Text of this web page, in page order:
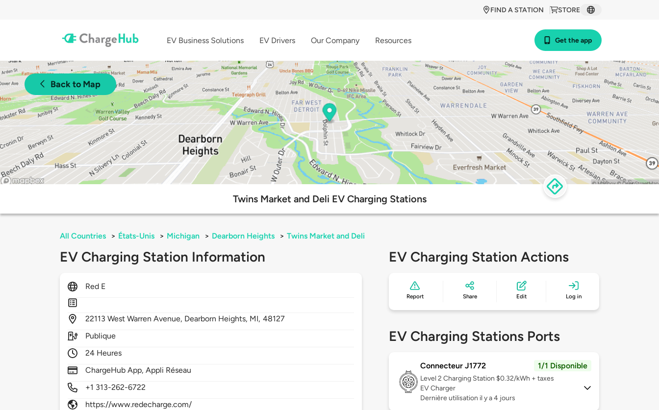
STORE
FIND A STATION
EV Business Solutions EV Drivers Our Company Resources Get the app
Back to Map
Twins Market and Deli EV Charging Stations
All Countries > États-Unis > Michigan > Dearborn Heights > Twins Market and Deli
EV Charging Station Information
Red E
22113West Warren Avenue, Dearborn Heights, MI, 48127
Publique
24 Heures
ChargeHub App, Appli Réseau
+1 313-262-6722
https://www.redecharge.com/
EV Charging Station Actions
Report Share Edit Log in
EV Charging Stations Ports
Connecteur J1772 1/1 Disponible
Level 2 Charging Station $0.32/kWh + taxes
EV Charger
Dernière utilisation il y a 4 jours